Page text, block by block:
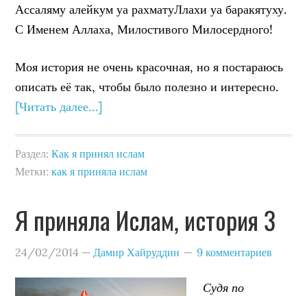
Ассаляму алейкум уа рахматуЛлахи уа баракятуху.
С Именем Аллаха, Милостивого Милосердного!
Моя история не очень красочная, но я постараюсь
описать её так, чтобы было полезно и интересно.
[Читать далее…]
Раздел:Как я принял ислам
Метки:как я приняла ислам
Я приняла Ислам, история 3
24/02/2014 — Дамир Хайруддин 9 комментариев
Судя по